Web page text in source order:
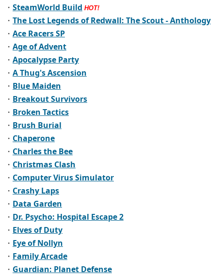
・ SteamWorld Build HOT!
・ The Lost Legends of Redwall: The Scout - Anthology
・ Ace Racers SP
・ Age of Advent
・ Apocalypse Party
・ A Thug's Ascension
・ Blue Maiden
・ Breakout Survivors
・ Broken Tactics
・ Brush Burial
・ Chaperone
・ Charles the Bee
・ Christmas Clash
・ Computer Virus Simulator
・ Crashy Laps
・ Data Garden
・ Dr. Psycho: Hospital Escape 2
・ Elves of Duty
・ Eye of Nollyn
・ Family Arcade
・ Guardian: Planet Defense